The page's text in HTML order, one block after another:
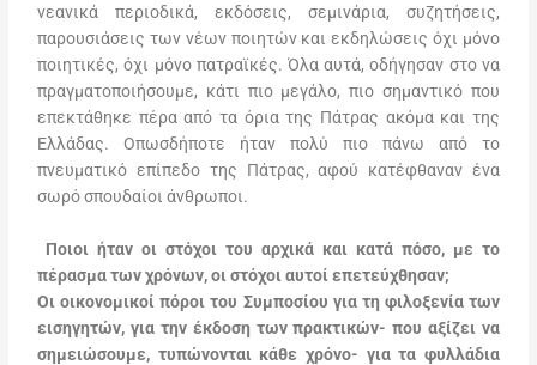
νεανικά περιοδικά, εκδόσεις, σεμινάρια, συζητήσεις,
παρουσιάσεις των νέων ποιητών και εκδηλώσεις όχι μόνο
ποιητικές, όχι μόνο πατραϊκές. Όλα αυτά, οδήγησαν στο να
πραγματοποιήσουμε, κάτι πιο μεγάλο, πιο σημαντικό που
επεκτάθηκε πέρα από τα όρια της Πάτρας ακόμα και της
Ελλάδας. Οπωσδήποτε ήταν πολύ πιο πάνω από το
πνευματικό επίπεδο της Πάτρας, αφού κατέφθαναν ένα
σωρό σπουδαίοι άνθρωποι.
Ποιοι ήταν οι στόχοι του αρχικά και κατά πόσο, με το
πέρασμα των χρόνων, οι στόχοι αυτοί επετεύχθησαν;
Οι οικονομικοί πόροι του Συμποσίου για τη φιλοξενία των
εισηγητών, για την έκδοση των πρακτικών- που αξίζει να
σημειώσουμε, τυπώνονται κάθε χρόνο- για τα φυλλάδια